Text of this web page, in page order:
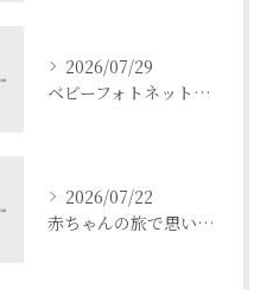
2026/07/29
ベビーフォトネットで成長記録と安全を両立する撮影と共有のコツ
2026/07/22
赤ちゃんの旅で思い出作り愛知県名古屋市春日井市でベビーフォト映えスポットを満喫するコツ